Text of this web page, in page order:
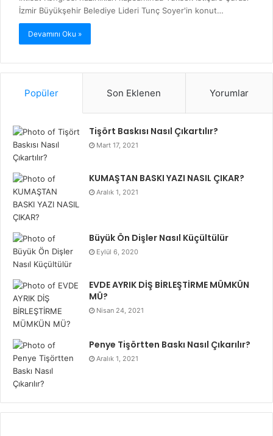
İzmir Büyükşehir Belediye Lideri Tunç Soyer'in konut…
Devamını Oku »
Popüler Son Eklenen Yorumlar
Tişört Baskısı Nasıl Çıkartılır?
Mart 17, 2021
KUMAŞTAN BASKI YAZI NASIL ÇIKAR?
Aralık 1, 2021
Büyük Ön Dişler Nasıl Küçültülür
Eylül 6, 2020
EVDE AYRIK DİŞ BİRLEŞTİRME MÜMKÜN
MÜ?
Nisan 24, 2021
Penye Tişörtten Baskı Nasıl Çıkarılır?
Aralık 1, 2021